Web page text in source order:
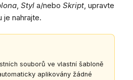
, Styl a/nebo Skript, upravte
je nahrajte.
souborů ve vlastní šabloně
aplikovány žádné